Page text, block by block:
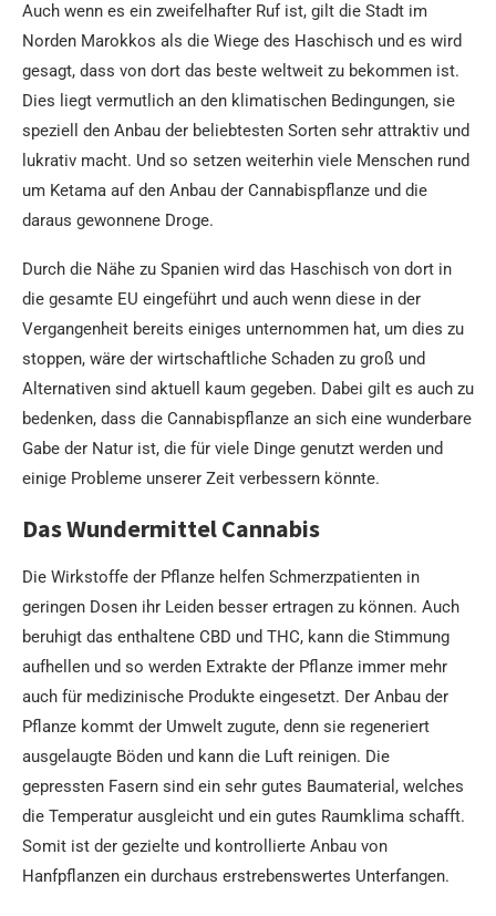
Auch wenn es ein zweifelhafter Ruf ist, gilt die Stadt im
Norden Marokkos als die Wiege des Haschisch und es wird
gesagt, dass von dort das beste weltweit zu bekommen ist.
Dies liegt vermutlich an den klimatischen Bedingungen, sie
speziell den Anbau der beliebtesten Sorten sehr attraktiv und
lukrativ macht. Und so setzen weiterhin viele Menschen rund
um Ketama auf den Anbau der Cannabispflanze und die
daraus gewonnene Droge.
Durch die Nähe zu Spanien wird das Haschisch von dort in
die gesamte EU eingeführt und auch wenn diese in der
Vergangenheit bereits einiges unternommen hat, um dies zu
stoppen, wäre der wirtschaftliche Schaden zu groß und
Alternativen sind aktuell kaum gegeben. Dabei gilt es auch zu
bedenken, dass die Cannabispflanze an sich eine wunderbare
Gabe der Natur ist, die für viele Dinge genutzt werden und
einige Probleme unserer Zeit verbessern könnte.
Das Wundermittel Cannabis
Die Wirkstoffe der Pflanze helfen Schmerzpatienten in
geringen Dosen ihr Leiden besser ertragen zu können. Auch
beruhigt das enthaltene CBD und THC, kann die Stimmung
aufhellen und so werden Extrakte der Pflanze immer mehr
auch für medizinische Produkte eingesetzt. Der Anbau der
Pflanze kommt der Umwelt zugute, denn sie regeneriert
ausgelaugte Böden und kann die Luft reinigen. Die
gepressten Fasern sind ein sehr gutes Baumaterial, welches
die Temperatur ausgleicht und ein gutes Raumklima schafft.
Somit ist der gezielte und kontrollierte Anbau von
Hanfpflanzen ein durchaus erstrebenswertes Unterfangen.